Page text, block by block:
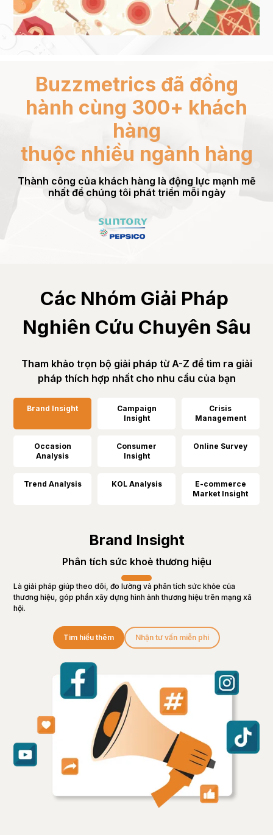
gian, nền tảng nhưng còn là chuyển dịch từ “ồn ào” sang “đối thoại”.
Báo cáo mới nhất của Buzzmetrics sẽ phân tích bốn điểm quan trọng
rút ra từ Tết 2026.
Đọc bài viết
Buzzmetrics đã đồng
hành cùng 300+ khách
hàng
thuộc nhiều ngành hàng
Thành công của khách hàng là động lực mạnh mẽ
nhất để chúng tôi phát triển mỗi ngày
Các Nhóm Giải Pháp
Nghiên Cứu Chuyên Sâu
Tham khảo trọn bộ giải pháp từ A-Z để tìm ra giải
pháp thích hợp nhất cho nhu cầu của bạn
Brand Insight
Campaign
Insight
Crisis
Management
Occasion
Analysis
Consumer
Insight
Online Survey
Trend Analysis KOL Analysis
E-commerce
Market Insight
Brand Insight
Phân tích sức khoẻ thương hiệu
Là giải pháp giúp theo dõi, đo lường và phân tích sức khỏe của
thương hiệu, góp phần xây dựng hình ảnh thương hiệu trên mạng xã
hội.
Tìm hiểu thêm Nhận tư vấn miễn phí